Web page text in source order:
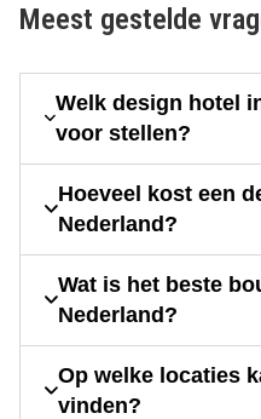
Meest gestelde
Welk design hotel
voor stellen?
Hoeveel kost een
Nederland?
Wat is het beste
Nederland?
Op welke locaties
vinden?